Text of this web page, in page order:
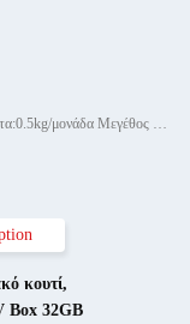
Συσκευασία λεπτομέρειες: 20 τεμάχια/κατάσκευή βαρύτητα:0.5kg/μονάδα Μεγέθος κουτί: 41*30*28CM
κουτί,
Box 32GB